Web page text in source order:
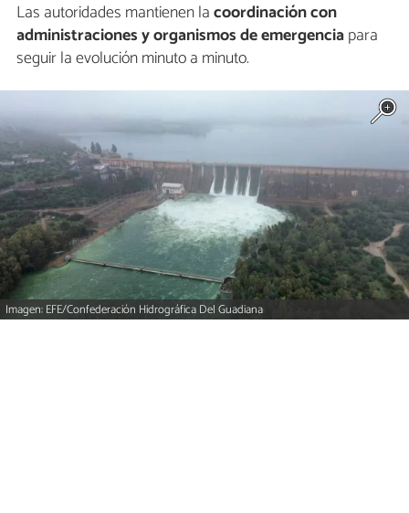
Las autoridades mantienen lacoordinación con
administraciones y organismos de emergenciapara
seguir la evolución minuto a minuto.
Imagen: EFE/Confederación Hidrográfica Del Guadiana